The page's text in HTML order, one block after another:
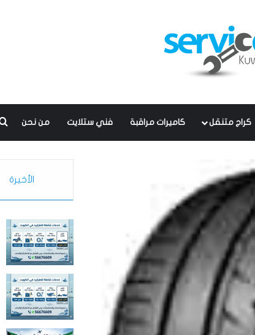
كراج متنقل كاميرات مراقبة فني ستلايت من نحن
الأخيرة